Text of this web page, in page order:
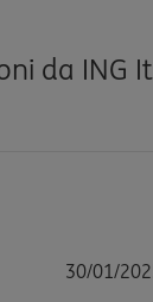
da ING
30/01/